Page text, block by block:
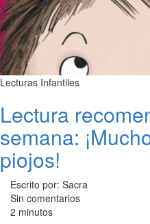
Lecturas Infantiles
Lectura
semana:
piojos!
Escrito por: Sacra
Sin comentarios
2 minutos